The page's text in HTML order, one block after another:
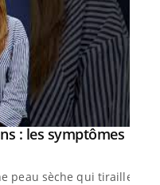
: les symptômes
peau sèche qui tiraille,